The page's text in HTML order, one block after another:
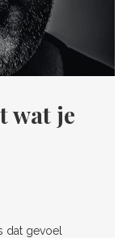
wat je
dat gevoel